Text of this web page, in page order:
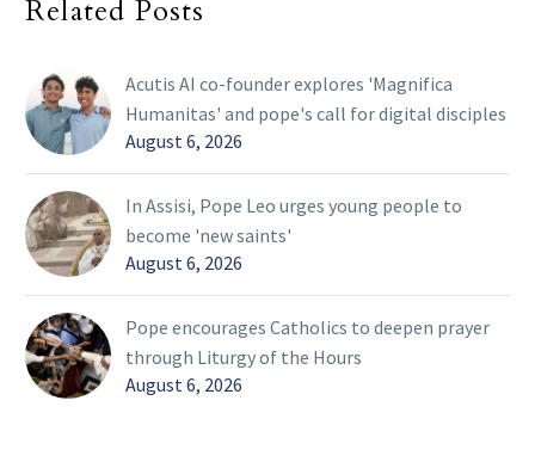
Related Posts
Acutis AI co-founder explores 'Magnifica
Humanitas' and pope's call for digital disciples
August 6, 2026
In Assisi, Pope Leo urges young people to
become 'new saints'
August 6, 2026
Pope encourages Catholics to deepen prayer
through Liturgy of the Hours
August 6, 2026